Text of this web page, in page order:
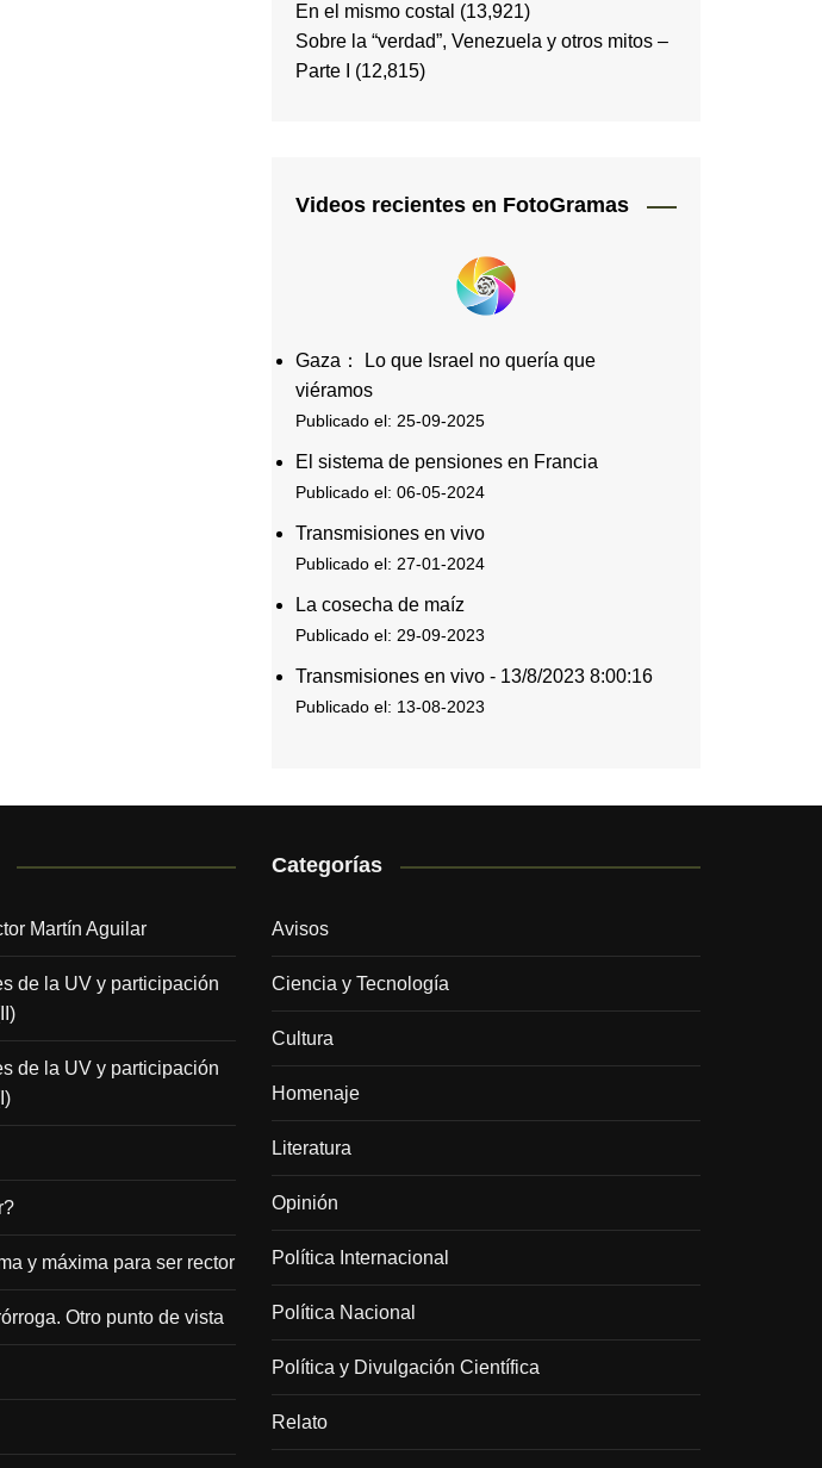
En el mismo costal (13,921)
Sobre la “verdad”, Venezuela y otros mitos –
Parte I
(12,815)
Videos recientes en FotoGramas
Gaza： Lo que Israel no quería que
viéramos
Publicado el: 25-09-2025
El sistema de pensiones en Francia
Publicado el: 06-05-2024
Transmisiones en vivo
Publicado el: 27-01-2024
La cosecha de maíz
Publicado el: 29-09-2023
Transmisiones en vivo - 13/8/2023 8:00:16
Publicado el: 13-08-2023
Martín Aguilar
de la UV y participación
de la UV y participación
y máxima para ser rector
Otro punto de vista
Categorías
Avisos
Ciencia y Tecnología
Cultura
Homenaje
Literatura
Opinión
Política Internacional
Política Nacional
Política y Divulgación Científica
Relato